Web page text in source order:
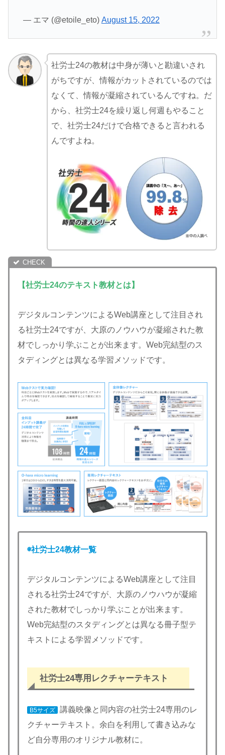
— エマ (@etoile_eto) August 15, 2022
社労士24の教材は中身が薄いと勘違いされ
がちですが、情報がカットされているのでは
なくて、情報が凝縮されているんですね。だ
から、社労士24を繰り返し何週もやること
で、社労士24だけで合格できると言われる
んですよね。
【社労士24のテキスト教材とは】
デジタルコンテンツによるWeb講座として注目され
る社労士24ですが、大原のノウハウが凝縮された教
材でしっかり学ぶことが出来ます。Web完結型のス
タディングとは異なる学習メソッドです。
◉社労士24教材一覧
デジタルコンテンツによるWeb講座として注目
される社労士24ですが、大原のノウハウが凝縮
された教材でしっかり学ぶことが出来ます。
Web完結型のスタディングとは異なる冊子型テ
キストによる学習メソッドです。
社労士24専用レクチャーテキスト
B5サイズ
講義映像と同内容の社労士24専用のレ
クチャーテキスト。余白を利用して書き込みな
ど自分専用のオリジナル教材に。